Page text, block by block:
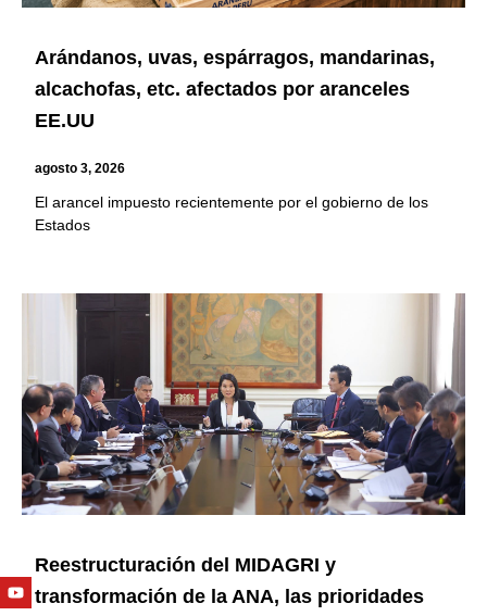
Arándanos, uvas, espárragos, mandarinas,
alcachofas, etc. afectados por aranceles
EE.UU
agosto 3, 2026
El arancel impuesto recientemente por el gobierno de los
Estados
Reestructuración del MIDAGRI y
transformación de la ANA, las prioridades
Youtube
Facebook
Twitter
Linkedin
Instagram